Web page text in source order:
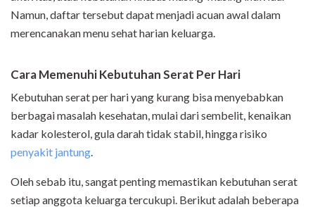
Namun, daftar tersebut dapat menjadi acuan awal dalam
merencanakan menu sehat harian keluarga.
Cara Memenuhi Kebutuhan Serat Per Hari
Kebutuhan serat per hari yang kurang bisa menyebabkan
berbagai masalah kesehatan, mulai dari sembelit, kenaikan
kadar kolesterol, gula darah tidak stabil, hingga risiko
penyakit jantung
Oleh sebab itu, sangat penting memastikan kebutuhan serat
setiap anggota keluarga tercukupi. Berikut adalah beberapa